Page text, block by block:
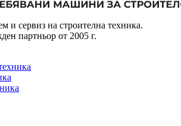
и сервиз на строителна техника.
партньор от 2005 г.